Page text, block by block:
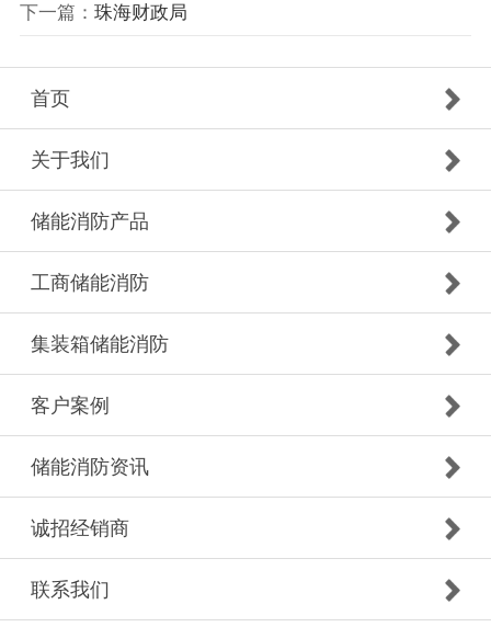
下一篇： 珠海财政局
首页
关于我们
储能消防产品
工商储能消防
集装箱储能消防
客户案例
储能消防资讯
诚招经销商
联系我们